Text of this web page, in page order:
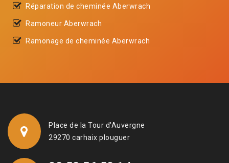
Réparation de cheminée Aberwrach
Ramoneur Aberwrach
Ramonage de cheminée Aberwrach
Place de la Tour d'Auvergne
29270 carhaix plouguer